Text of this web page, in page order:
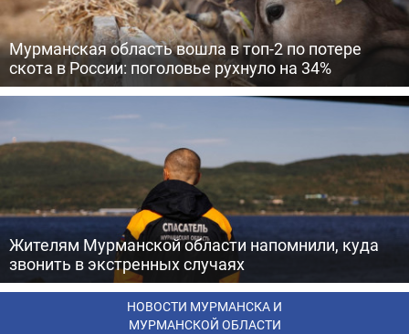
Мурманская область вошла в топ-2 по потере
скота в России: поголовье рухнуло на 34%
Жителям Мурманской области напомнили, куда
звонить в экстренных случаях
НОВОСТИ МУРМАНСКА И
МУРМАНСКОЙ ОБЛАСТИ